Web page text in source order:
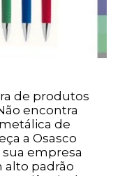
de produtos
encontra
de
a Osasco
empresa
padrão